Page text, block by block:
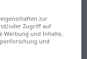
zur
oder Zugriff auf
Werbung und Inhalte,
und